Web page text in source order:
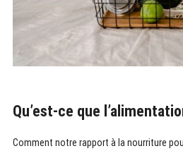
Qu’est-ce que
Comment notre rapport à la nourriture